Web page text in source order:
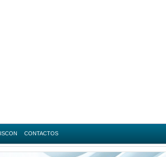
CONTACTOS